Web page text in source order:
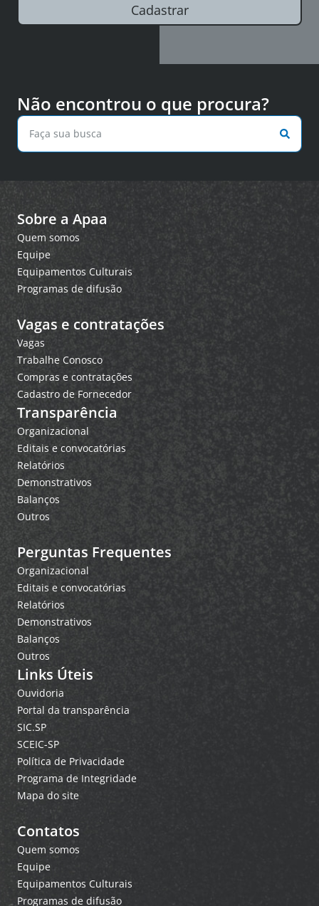
Cadastrar
Não encontrou o que procura?
Sobre a Apaa
Quem somos
Equipe
Equipamentos Culturais
Programas de difusão
Vagas e contratações
Vagas
Trabalhe Conosco
Compras e contratações
Cadastro de Fornecedor
Transparência
Organizacional
Editais e convocatórias
Relatórios
Demonstrativos
Balanços
Outros
Perguntas Frequentes
Organizacional
Editais e convocatórias
Relatórios
Demonstrativos
Balanços
Outros
Links Úteis
Ouvidoria
Portal da transparência
SIC.SP
SCEIC-SP
Política de Privacidade
Programa de Integridade
Mapa do site
Contatos
Quem somos
Equipe
Equipamentos Culturais
Programas de difusão